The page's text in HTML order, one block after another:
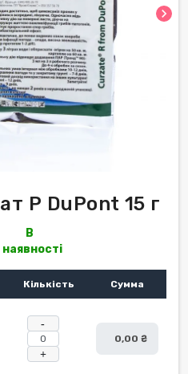
chevron_right
Р DuPont 15 г
В
наявності
Кількість Сумма
+
0,00 ₴